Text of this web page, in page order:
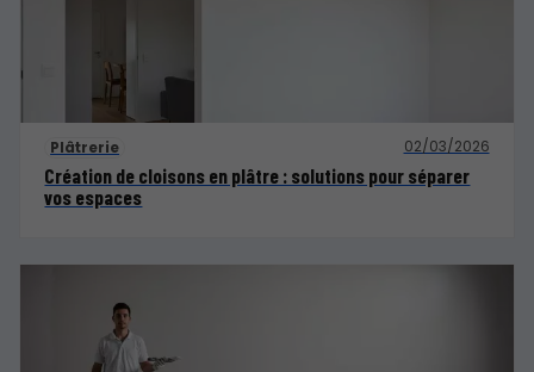
Plâtrerie 02/03/2026
Création de cloisons en plâtre : solutions pour séparer
vos espaces